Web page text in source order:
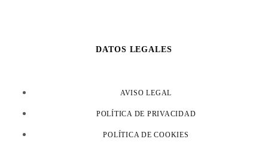
DATOS LEGALES
AVISO LEGAL
POLÍTICA DE PRIVACIDAD
POLÍTICA DE COOKIES